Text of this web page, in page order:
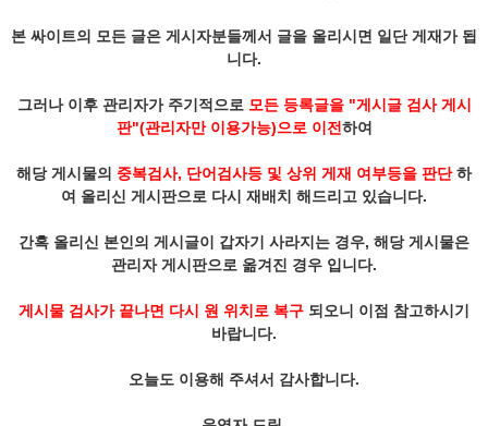
본 싸이트의 모든 글은 게시자분들께서 글을 올리시면 일단 게재가 됩
니다.
그러나 이후 관리자가 주기적으로 모든 등록글을 "게시글 검사 게시
판"(관리자만 이용가능)으로 이전하여
해당 게시물의 중복검사, 단어검사등 및 상위 게재 여부등을 판단하
여 올리신 게시판으로 다시 재배치 해드리고 있습니다.
간혹 올리신 본인의 게시글이 갑자기 사라지는 경우, 해당 게시물은
관리자 게시판으로 옮겨진 경우 입니다.
게시물 검사가 끝나면 다시 원 위치로 복구 되오니 이점 참고하시기
바랍니다.
오늘도 이용해 주셔서 감사합니다.